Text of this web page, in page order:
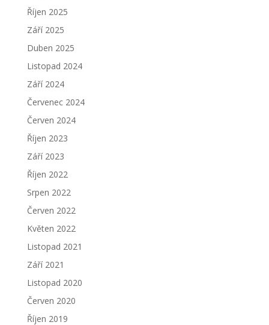
Říjen 2025
Září 2025
Duben 2025
Listopad 2024
Září 2024
Červenec 2024
Červen 2024
Říjen 2023
Září 2023
Říjen 2022
Srpen 2022
Červen 2022
Květen 2022
Listopad 2021
Září 2021
Listopad 2020
Červen 2020
Říjen 2019